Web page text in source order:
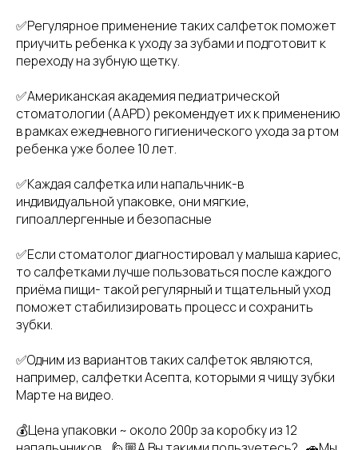
✅Регулярное применение таких салфеток поможет
приучить ребенка к уходу за зубами и подготовит к
переходу на зубную щетку.
✅Американская академия педиатрической
стоматологии (AAPD) рекомендует их к применению
в рамках ежедневного гигиенического ухода за ртом
ребенка уже более 10 лет.
✅Каждая салфетка или напальчник-в
индивидуальной упаковке, они мягкие,
гипоаллергенные и безопасные
✅Если стоматолог диагностировал у малыша кариес,
то салфетками лучше пользоваться после каждого
приёма пищи- такой регулярный и тщательный уход
поможет стабилизировать процесс и сохранить
зубки.
✅Одним из вариантов таких салфеток являются,
например, салфетки Асепта, которыми я чищу зубки
Марте на видео.
💰Цена упаковки ~ около 200р за коробку из 12